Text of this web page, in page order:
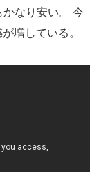
なり安い。 今
増している。